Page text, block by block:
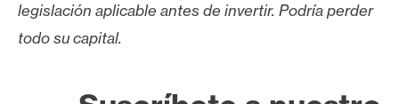
legislación aplicable antes de invertir. Podría perder
todo su capital.